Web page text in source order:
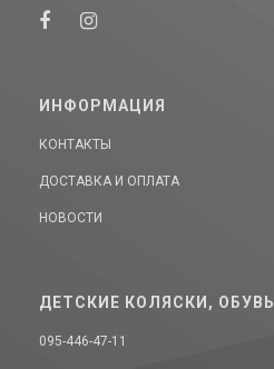
ИНФОРМАЦИЯ
КОНТАКТЫ
ДОСТАВКА И ОПЛАТА
НОВОСТИ
ДЕТСКИЕ КОЛЯСКИ, ОБУВЬ
095-446-47-11